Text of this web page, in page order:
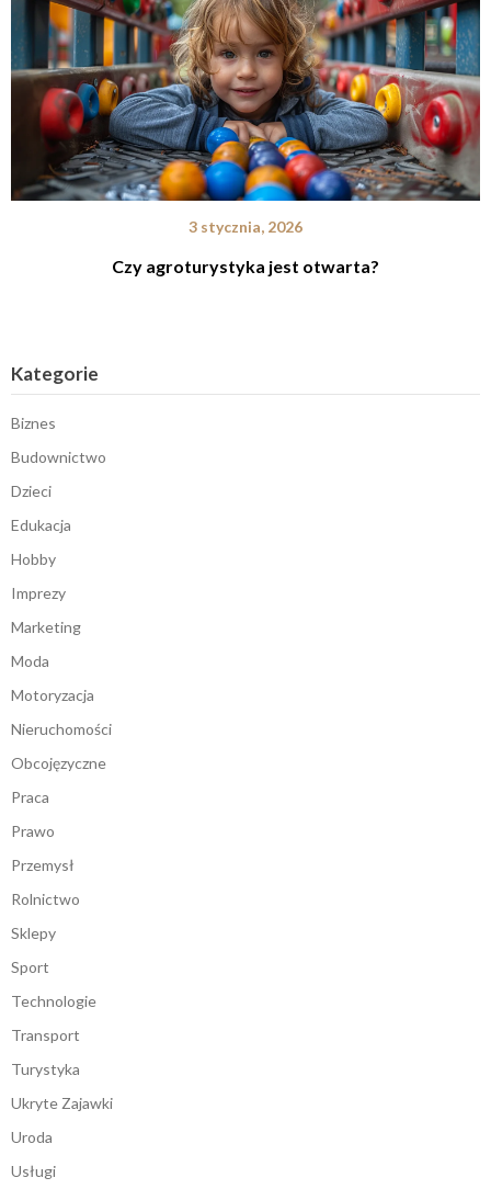
3 stycznia, 2026
Czy agroturystyka jest otwarta?
Kategorie
Biznes
Budownictwo
Dzieci
Edukacja
Hobby
Imprezy
Marketing
Moda
Motoryzacja
Nieruchomości
Obcojęzyczne
Praca
Prawo
Przemysł
Rolnictwo
Sklepy
Sport
Technologie
Transport
Turystyka
Ukryte Zajawki
Uroda
Usługi